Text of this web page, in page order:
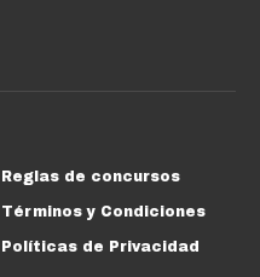
Reglas de concursos
Términos y Condiciones
Políticas de Privacidad